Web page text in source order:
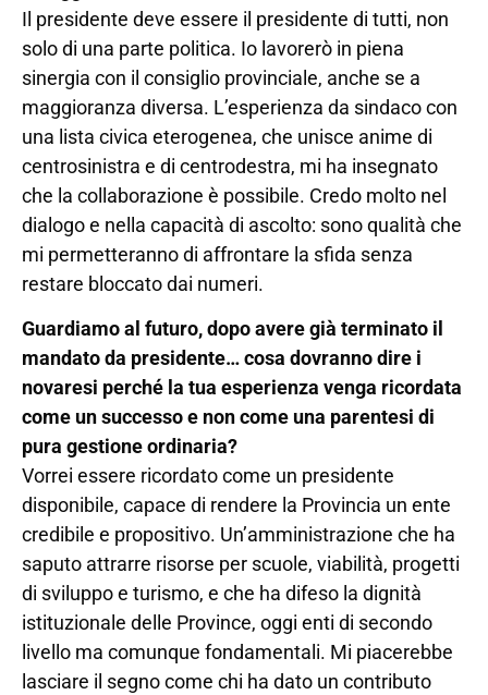
Il presidente deve essere il presidente di tutti, non
solo di una parte politica. Io lavorerò in piena
sinergia con il consiglio provinciale, anche se a
maggioranza diversa. L’esperienza da sindaco con
una lista civica eterogenea, che unisce anime di
centrosinistra e di centrodestra, mi ha insegnato
che la collaborazione è possibile. Credo molto nel
dialogo e nella capacità di ascolto: sono qualità che
mi permetteranno di affrontare la sfida senza
restare bloccato dai numeri.
Guardiamo al futuro, dopo avere già terminato il
mandato da presidente… cosa dovranno dire i
novaresi perché la tua esperienza venga ricordata
come un successo e non come una parentesi di
pura gestione ordinaria?
Vorrei essere ricordato come un presidente
disponibile, capace di rendere la Provincia un ente
credibile e propositivo. Un’amministrazione che ha
saputo attrarre risorse per scuole, viabilità, progetti
di sviluppo e turismo, e che ha difeso la dignità
istituzionale delle Province, oggi enti di secondo
livello ma comunque fondamentali. Mi piacerebbe
lasciare il segno come chi ha dato un contributo